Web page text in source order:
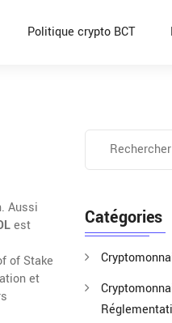
Politique crypto BCT
. Aussi
est
of Stake
et
Catégories